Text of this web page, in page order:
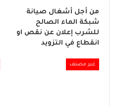
من أجل أشغال صيانة
شبكة الماء الصالح
للشرب إعلان عن نقص او
انقطاع في التزويد
غير مصنف